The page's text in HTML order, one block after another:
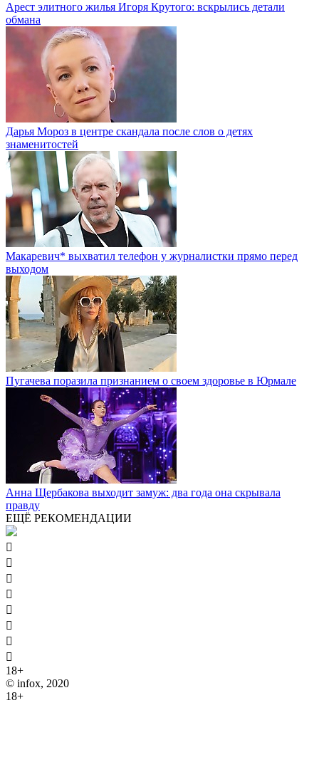
Арест элитного жилья Игоря Крутого: вскрылись детали
обмана
Дарья Мороз в центре скандала после слов о детях
знаменитостей
Макаревич* выхватил телефон у журналистки прямо перед
выходом
Пугачева поразила признанием о своем здоровье в Юрмале
Анна Щербакова выходит замуж: два года она скрывала
правду
ЕЩЁ РЕКОМЕНДАЦИИ








18+
© infox, 2020
18+